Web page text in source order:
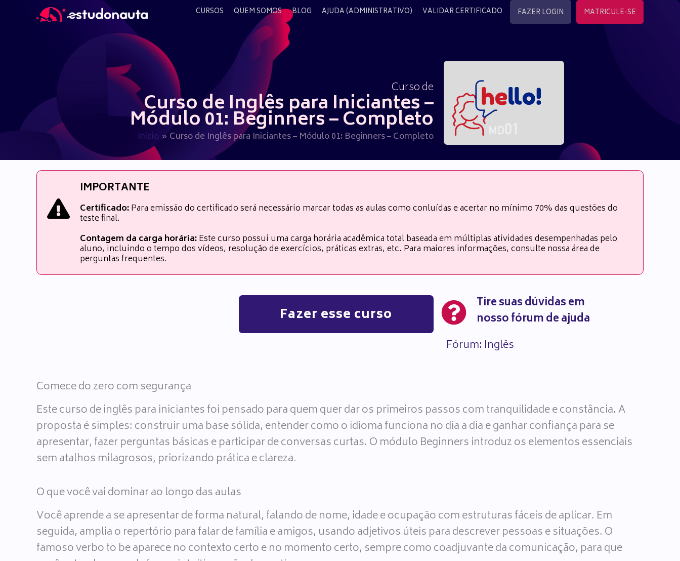
CURSOS QUEM SOMOS BLOG AJUDA (ADMINISTRATIVO) VALIDAR CERTIFICADO FAZER LOGIN MATRICULE-SE
Curso de
Curso de Inglês para Iniciantes –
Módulo 01: Beginners – Completo
Início Curso de Inglês para Iniciantes – Módulo 01: Beginners – Completo
IMPORTANTE
Certificado:Para emissão do certificado será necessário marcar todas as aulas como conluídas e acertar no mínimo 70% das questões do
teste final.
Contagem da carga horária:Este curso possui uma carga horária acadêmica total baseada em múltiplas atividades desempenhadas pelo
aluno, incluindo o tempo dos vídeos, resolução de exercícios, práticas extras, etc. Para maiores informações, consulte nossa área de
perguntas frequentes.
Fazer esse curso
Tire suas dúvidas em
nosso fórum de ajuda
Fórum: Inglês
Comece do zero com segurança
Este curso de inglês para iniciantes foi pensado para quem quer dar os primeiros passos com tranquilidade e constância. A
proposta é simples: construir uma base sólida, entender como o idioma funciona no dia a dia e ganhar confiança para se
apresentar, fazer perguntas básicas e participar de conversas curtas. O módulo Beginners introduz os elementos essenciais
sem atalhos milagrosos, priorizando prática e clareza.
O que você vai dominar ao longo das aulas
Você aprende a se apresentar de forma natural, falando de nome, idade e ocupação com estruturas fáceis de aplicar. Em
seguida, amplia o repertório para falar de família e amigos, usando adjetivos úteis para descrever pessoas e situações. O
famoso verbo to be aparece no contexto certo e no momento certo, sempre como coadjuvante da comunicação, para que